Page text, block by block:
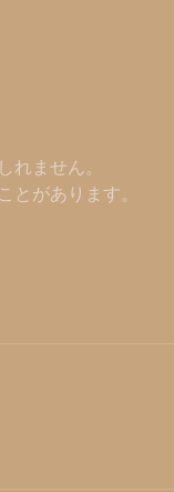
ません。
があります。